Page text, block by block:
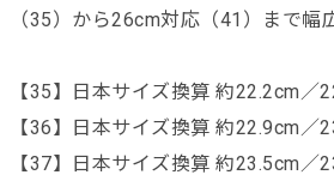
（35）から26cm対応（41）まで幅
【35】日本サイズ換算 約22.2cm／
【36】日本サイズ換算 約22.9cm／
【37】日本サイズ換算 約23.5cm／